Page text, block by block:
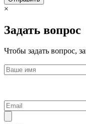
×
Задать вопрос
Чтобы задать вопрос,